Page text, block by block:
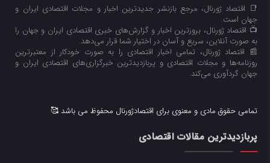
📑 اقتصاد ژورنال، مرجع بازنشر جدیدترین اخبار و مجلات اقتصادی ایران و
جهان است.
📺 اقتصاد ژورنال، بروزترین اخبار و گزارش‌های خبری اقتصادی ایران و جهان را
به صورت آنلاین، سریع و آسان در اختیار شما قرار می‌‌دهد.
📰 اقتصاد ژورنال، تمامی اخبار اقتصادی را به صورت خودکار از معتبرترین
روزنامه‌ها و مجلات اقتصادی و پربازدیدترین خبرگزاری‌های اقتصادی ایران و
جهان گردآوری می‌کند.
تمامی حقوق مادی و معنوی برای اقتصادژورنال محفوظ می باشد 🥰
پربازدیدترین مقالات اقتصادی